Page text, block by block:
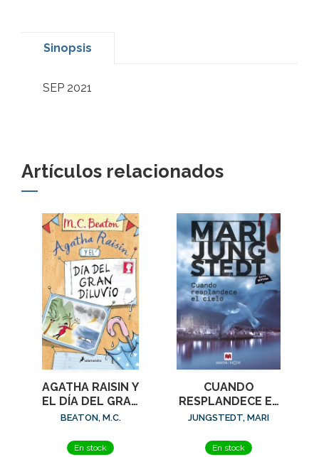
Sinopsis
SEP 2021
Artículos relacionados
AGATHA RAISIN Y
EL DÍA DEL GRAN
DILUVIO (AGATHA
BEATON, M.C.
En stock
CUANDO
RESPLANDECE EL
CIELO (SERIE
JUNGSTEDT, MARI
En stock